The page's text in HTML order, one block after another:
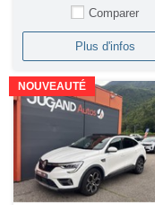
Comparer
Plus d'infos
NOUVEAUTÉ